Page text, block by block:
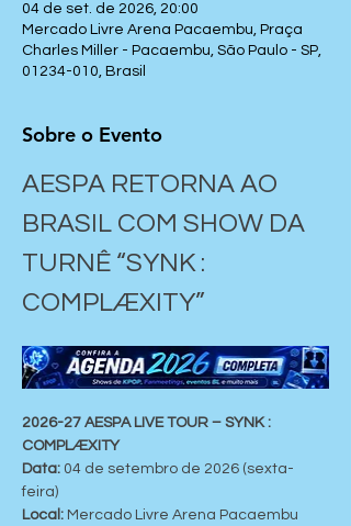
04 de set. de 2026, 20:00
Mercado Livre Arena Pacaembu, Praça
Charles Miller - Pacaembu, São Paulo - SP,
01234-010, Brasil
Sobre o Evento
AESPA RETORNA AO
BRASIL COM SHOW DA
TURNÊ “SYNK :
COMPLÆXITY”
2026-27 AESPA LIVE TOUR – SYNK :
COMPLÆXITY
Data: 04 de setembro de 2026 (sexta-
feira)
Local: Mercado Livre Arena Pacaembu